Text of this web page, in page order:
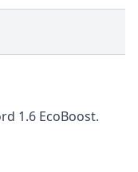
1.6 EcoBoost.